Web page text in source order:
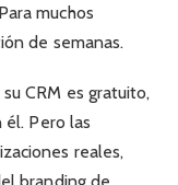
muchos
de semanas.
CRM es gratuito,
Pero las
reales,